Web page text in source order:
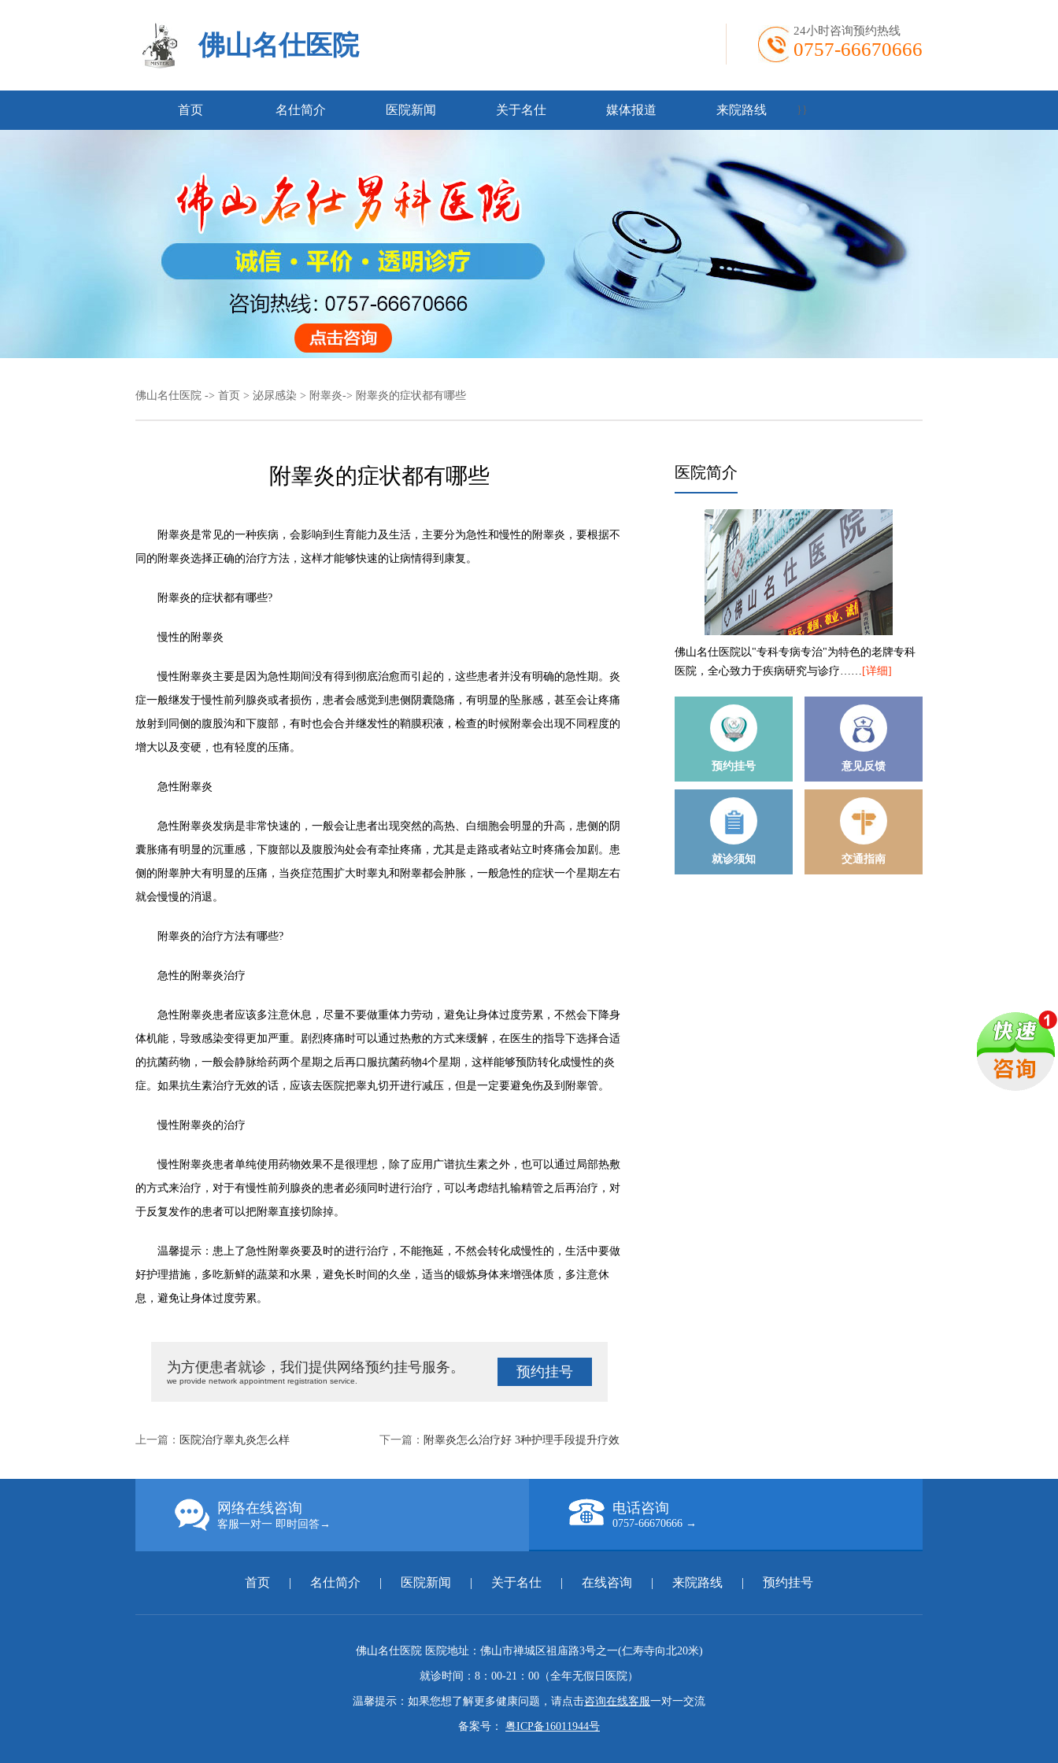
佛山名仕医院 24小时咨询预约热线
0757-66670666
首页 名仕简介 医院新闻 关于名仕 } }
媒体报道 来院路线
佛山名仕医院 -> 首页 > 泌尿感染 > 附睾炎-> 附睾炎的症状都有哪些
附睾炎的症状都有哪些
附睾炎是常见的一种疾病，会影响到生育能力及生活，主要分为急性和慢性的附睾炎，要根据不
同的附睾炎选择正确的治疗方法，这样才能够快速的让病情得到康复。
附睾炎的症状都有哪些?
慢性的附睾炎
慢性附睾炎主要是因为急性期间没有得到彻底治愈而引起的，这些患者并没有明确的急性期。炎
症一般继发于慢性前列腺炎或者损伤，患者会感觉到患侧阴囊隐痛，有明显的坠胀感，甚至会让疼痛
放射到同侧的腹股沟和下腹部，有时也会合并继发性的鞘膜积液，检查的时候附睾会出现不同程度的
增大以及变硬，也有轻度的压痛。
急性附睾炎
急性附睾炎发病是非常快速的，一般会让患者出现突然的高热、白细胞会明显的升高，患侧的阴
囊胀痛有明显的沉重感，下腹部以及腹股沟处会有牵扯疼痛，尤其是走路或者站立时疼痛会加剧。患
侧的附睾肿大有明显的压痛，当炎症范围扩大时睾丸和附睾都会肿胀，一般急性的症状一个星期左右
就会慢慢的消退。
附睾炎的治疗方法有哪些?
急性的附睾炎治疗
急性附睾炎患者应该多注意休息，尽量不要做重体力劳动，避免让身体过度劳累，不然会下降身
体机能，导致感染变得更加严重。剧烈疼痛时可以通过热敷的方式来缓解，在医生的指导下选择合适
的抗菌药物，一般会静脉给药两个星期之后再口服抗菌药物4个星期，这样能够预防转化成慢性的炎
症。如果抗生素治疗无效的话，应该去医院把睾丸切开进行减压，但是一定要避免伤及到附睾管。
慢性附睾炎的治疗
慢性附睾炎患者单纯使用药物效果不是很理想，除了应用广谱抗生素之外，也可以通过局部热敷
的方式来治疗，对于有慢性前列腺炎的患者必须同时进行治疗，可以考虑结扎输精管之后再治疗，对
于反复发作的患者可以把附睾直接切除掉。
温馨提示：患上了急性附睾炎要及时的进行治疗，不能拖延，不然会转化成慢性的，生活中要做
好护理措施，多吃新鲜的蔬菜和水果，避免长时间的久坐，适当的锻炼身体来增强体质，多注意休
息，避免让身体过度劳累。
为方便患者就诊，我们提供网络预约挂号服务。
we provide network appointment registration service.
预约挂号
上一篇： 医院治疗睾丸炎怎么样 下一篇： 附睾炎怎么治疗好 3种护理手段提升疗效
医院简介
佛山名仕医院以"专科专病专治"为特色的老牌专科
医院，全心致力于疾病研究与诊疗…… [详细]
预约挂号 意见反馈
就诊须知 交通指南
网络在线咨询
客服一对一 即时回答→
电话咨询
0757-66670666 →
首页 | 名仕简介 | 医院新闻 | 关于名仕 | 在线咨询 | 来院路线 | 预约挂号
佛山名仕医院 医院地址：佛山市禅城区祖庙路3号之一(仁寿寺向北20米)
就诊时间：8：00-21：00（全年无假日医院）
温馨提示：如果您想了解更多健康问题，请点击咨询在线客服一对一交流
备案号： 粤ICP备16011944号